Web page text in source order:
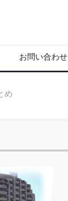
お問い合わせ
め